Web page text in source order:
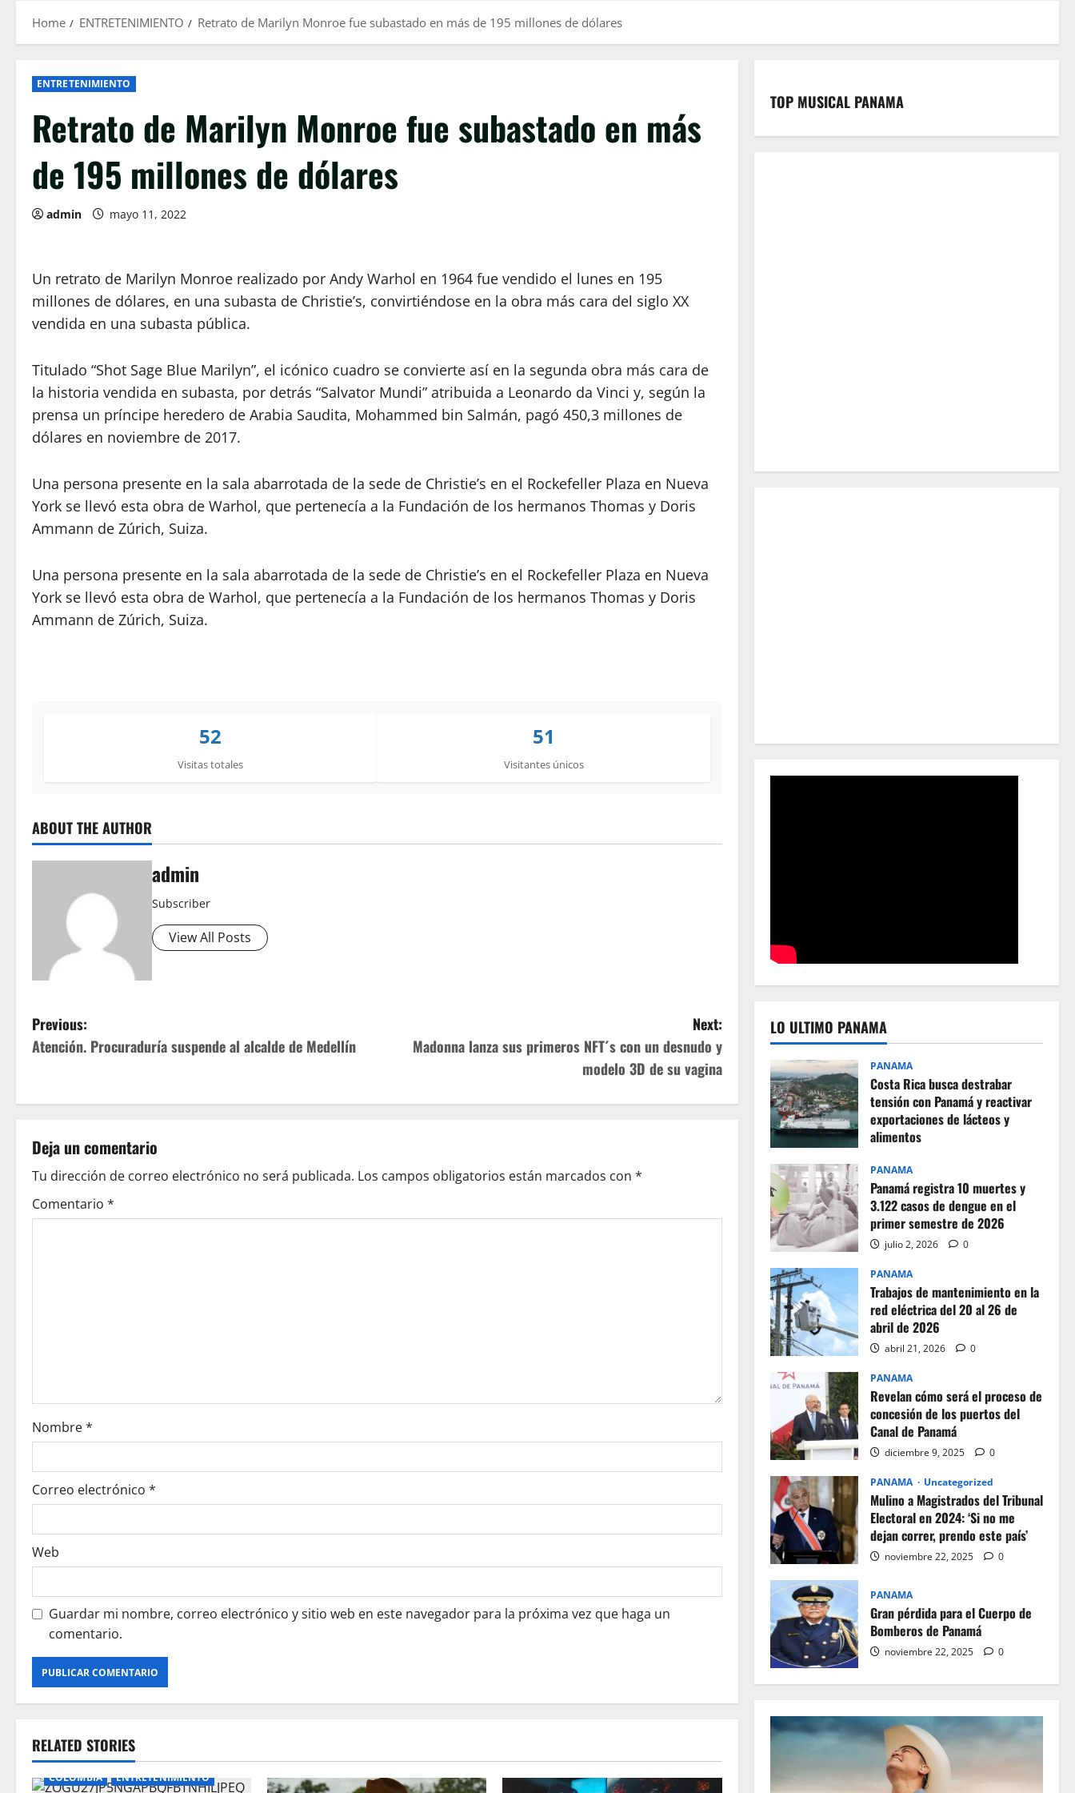
Home ENTRETENIMIENTO Retrato de Marilyn Monroe fue subastado en más de 195 millones de dólares
ENTRETENIMIENTO
Retrato de Marilyn Monroe fue subastado en más
de 195 millones de dólares
admin mayo 11, 2022
Un retrato de Marilyn Monroe realizado por Andy Warhol en 1964 fue vendido el lunes en 195
millones de dólares, en una subasta de Christie’s, convirtiéndose en la obra más cara del siglo XX
vendida en una subasta pública.
Titulado “Shot Sage Blue Marilyn”, el icónico cuadro se convierte así en la segunda obra más cara de
la historia vendida en subasta, por detrás “Salvator Mundi” atribuida a Leonardo da Vinci y, según la
prensa un príncipe heredero de Arabia Saudita, Mohammed bin Salmán, pagó 450,3 millones de
dólares en noviembre de 2017.
Una persona presente en la sala abarrotada de la sede de Christie’s en el Rockefeller Plaza en Nueva
York se llevó esta obra de Warhol, que pertenecía a la Fundación de los hermanos Thomas y Doris
Ammann de Zúrich, Suiza.
Una persona presente en la sala abarrotada de la sede de Christie’s en el Rockefeller Plaza en Nueva
York se llevó esta obra de Warhol, que pertenecía a la Fundación de los hermanos Thomas y Doris
Ammann de Zúrich, Suiza.
52
Visitas totales
51
Visitantes únicos
ABOUT THE AUTHOR
admin
Subscriber
View All Posts
P
o
s
n
a
v
i
o
n
Previous:
Atención. Procuraduría suspende al alcalde de Medellín
Next:
Madonna lanza sus primeros NFT´s con un desnudo y
modelo 3D de su vagina
Deja un comentario
Tu dirección de correo electrónico no será publicada. Los campos obligatorios están marcados con *
Comentario *
Nombre*
Correo electrónico *
Web
Guardar mi nombre, correo electrónico y sitio web en este navegador para la próxima vez que haga un
comentario.
RELATED STORIES
COLOMBIA ENTRETENIMIENTO
TOP MUSICAL PANAMA
LO ULTIMO PANAMA
PANAMA
Costa Rica busca destrabar
tensión con Panamá y reactivar
exportaciones de lácteos y
alimentos
PANAMA
Panamá registra 10 muertes y
3.122 casos de dengue en el
primer semestre de 2026
julio 2, 2026 0
PANAMA
Trabajos de mantenimiento en la
red eléctrica del 20 al 26 de
abril de 2026
abril 21, 2026 0
PANAMA
Revelan cómo será el proceso de
concesión de los puertos del
Canal de Panamá
diciembre 9, 2025 0
PANAMA Uncategorized
Mulino a Magistrados del Tribunal
Electoral en 2024: ‘Si no me
dejan correr, prendo este país’
noviembre 22, 2025 0
PANAMA
Gran pérdida para el Cuerpo de
Bomberos de Panamá
noviembre 22, 2025 0